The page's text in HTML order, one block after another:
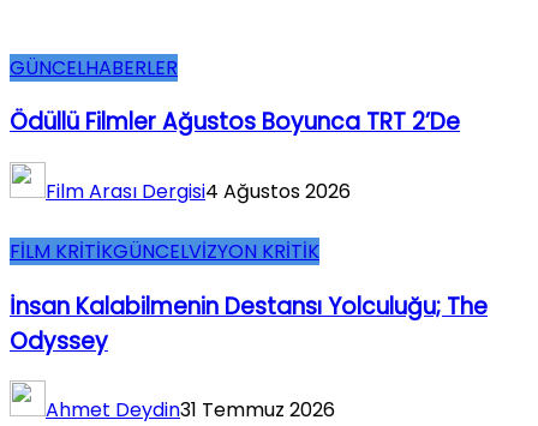
GÜNCELHABERLER
Ödüllü Filmler Ağustos Boyunca TRT 2’de
Film Arası Dergisi4 Ağustos 2026
FİLM KRİTİKGÜNCELVİZYON KRİTİK
İnsan Kalabilmenin Destansı Yolculuğu; The
Odyssey
Ahmet Deydin31 Temmuz 2026